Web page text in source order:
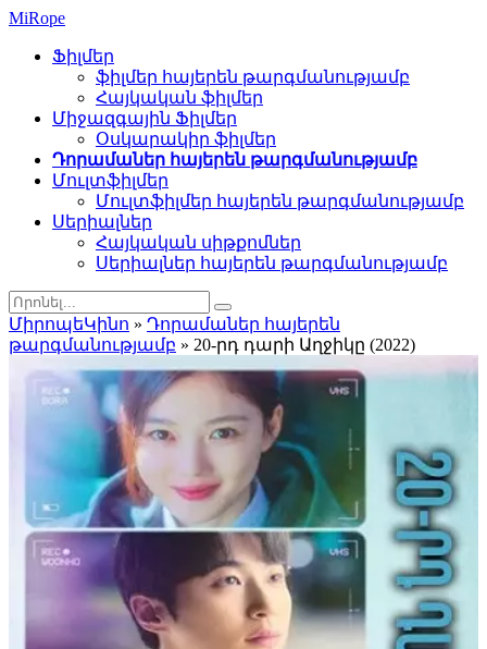
MiRope
Ֆիլմեր
ֆիլմեր հայերեն թարգմանությամբ
Հայկական ֆիլմեր
Միջազգային Ֆիլմեր
Օսկարակիր ֆիլմեր
Դորամաներ հայերեն թարգմանությամբ
Մուլտֆիլմեր
Մուլտֆիլմեր հայերեն թարգմանությամբ
Սերիալներ
Հայկական սիթքոմներ
Սերիալներ հայերեն թարգմանությամբ
ՄիրոպեԿինո » Դորամաներ հայերեն
թարգմանությամբ » 20-րդ դարի Աղջիկը (2022)